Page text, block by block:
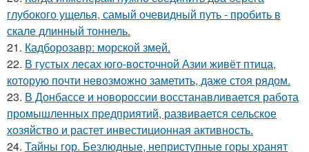
глубокого ущелья, самый очевидный путь - пробить в
скале длинный тоннель.
21. Кадборозавр: морской змей.
22. В густых лесах юго-восточной Азии живёт птица,
которую почти невозможно заметить, даже стоя рядом.
23. В Донбассе и новороссии восстанавливается работа
промышленных предприятий, развивается сельское
хозяйство и растет инвестиционная активность.
24. Тайны гор. Безлюдные, неприступные горы хранят